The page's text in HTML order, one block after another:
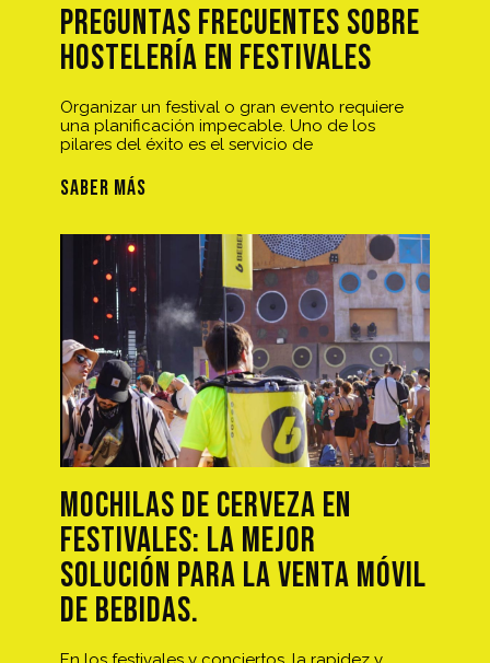
Preguntas frecuentes sobre
hostelería en festivales
Organizar un festival o gran evento requiere
una planificación impecable. Uno de los
pilares del éxito es el servicio de
SABER MÁS
MOCHILAS DE CERVEZA EN
FESTIVALES: LA MEJOR
SOLUCIÓN PARA LA VENTA MÓVIL
DE BEBIDAS.